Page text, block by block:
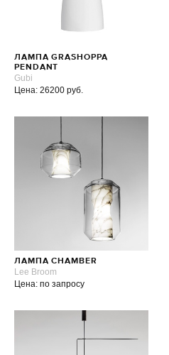
ЛАМПА GRASHOPPA
PENDANT
Gubi
Цена: 26200 руб.
ЛАМПА CHAMBER
Lee Broom
Цена: по запросу